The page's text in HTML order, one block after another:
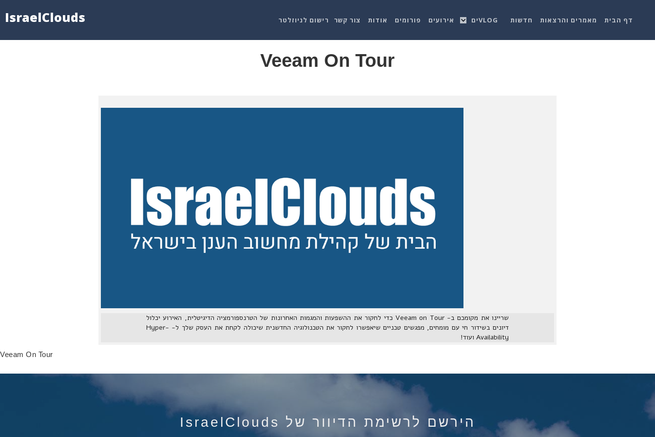
IsraelClouds דף הבית מאמרים והרצאות חדשות VLOGים אירועים פורומים אודות צור קשר רישום לניוזלטר
Veeam On Tour
שריינו את מקומכם ב- Veeam on Tour כדי לחקור את ההשפעות והמגמות האחרונות של הטרנספורמציה הדיגיטלית, האירוע יכלול
דיונים בשידור חי עם מומחים, מפגשים טכניים שיאפשרו לחקור את הטכנולוגיה החדשנית שיכולה לקחת את העסק שלך ל- Hyper-
Availability ועוד!
Veeam On Tour
הירשם לרשימת הדיוור של IsraelClouds